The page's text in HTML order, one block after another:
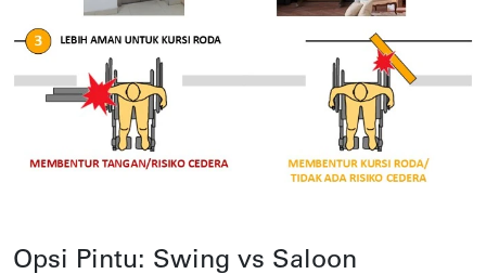
Opsi Pintu: Swing vs Saloon